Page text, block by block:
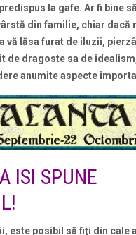
la gafe. Ar fi bine
din familie, chiar dacă
vă lăsa furat de iluzii,
de dragoste sa de
anumite aspecte
ISI SPUNE
este posibil să fiţi din cale